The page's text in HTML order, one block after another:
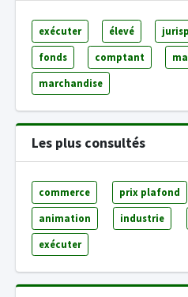
exécuter élevé
fonds comptant
marchandise
Les plus consultés
commerce prix plafond
animation industrie
exécuter